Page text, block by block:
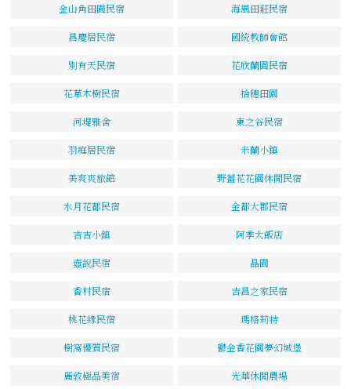
金山角田園民宿 海風田莊民宿
昌慶居民宿 國統教師會館
別有天民宿 花欣蘭園民宿
花草木樹民宿 拾穗田園
河堤雅舍 東之谷民宿
羽庭居民宿 米蘭小鎮
美爽爽旅館 野薑花花園休閒民宿
水月花都民宿 金都大郡民宿
吉吉小鎮 阿季大飯店
壺說民宿 晶園
香村民宿 吉昌之家民宿
桃花緣民宿 瑪格莉特
樹窩優質民宿 鬱金香花園夢幻城堡
麗敦極品美宿 光華休閒農場